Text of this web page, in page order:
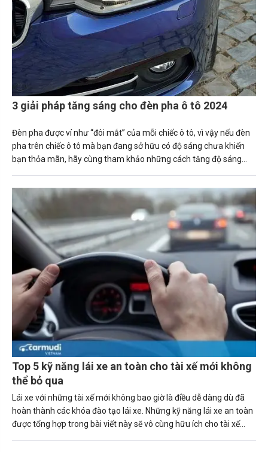
3 giải pháp tăng sáng cho đèn pha ô tô 2024
Đèn pha được ví như “đôi mắt” của mỗi chiếc ô tô, vì vậy nếu đèn
pha trên chiếc ô tô mà bạn đang sở hữu có độ sáng chưa khiến
bạn thỏa mãn, hãy cùng tham khảo những cách tăng độ sáng
Top 5 kỹ năng lái xe an toàn cho tài xế mới không
thể bỏ qua
Lái xe với những tài xế mới không bao giờ là điều dễ dàng dù đã
hoàn thành các khóa đào tạo lái xe. Những kỹ năng lái xe an toàn
được tổng hợp trong bài viết này sẽ vô cùng hữu ích cho tài xế